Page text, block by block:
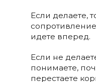
Если делаете,
идете вперед.
Если не
понимаете,
перестаете